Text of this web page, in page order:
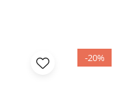
-20%